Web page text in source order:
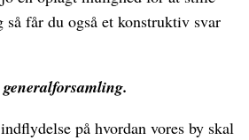
så får du også et konstruktiv svar
på hvordan vores by skal